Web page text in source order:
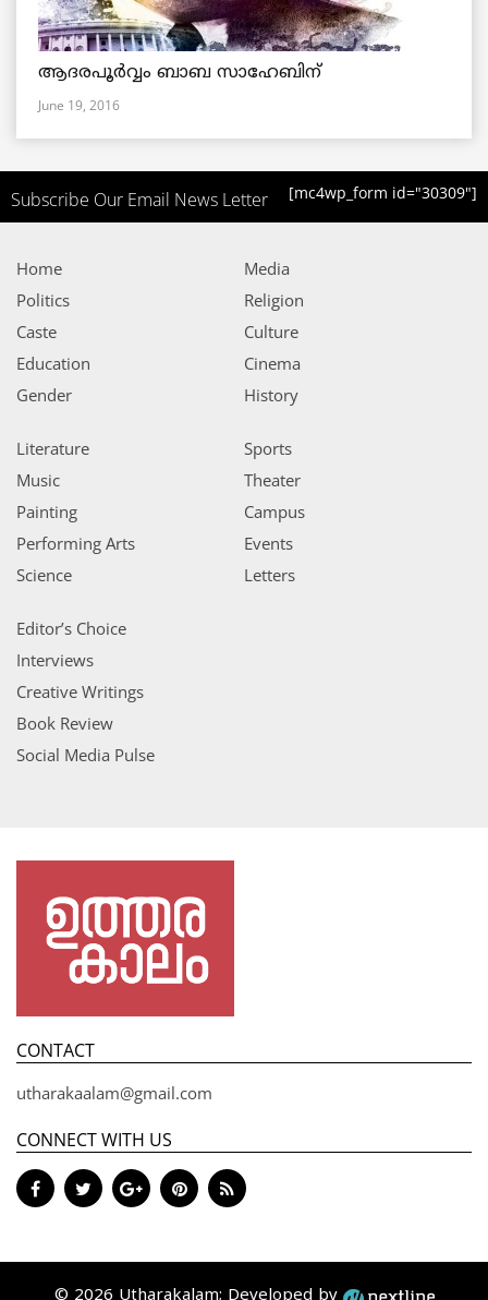
ആദരപൂര്‍വ്വം ബാബ സാഹേബിന്
June 19, 2016
Subscribe Our Email News Letter [mc4wp_form id="30309"]
Home
Politics
Caste
Education
Gender
Media
Religion
Culture
Cinema
History
Literature
Music
Painting
Performing Arts
Science
Sports
Theater
Campus
Events
Letters
Editor’s Choice
Interviews
Creative Writings
Book Review
Social Media Pulse
CONTACT
utharakaalam@gmail.com
CONNECT WITH US
© 2026 Utharakalam; Developed by